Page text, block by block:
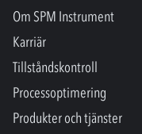
Om SPM Instrument
Karriär
Tillståndskontroll
Processoptimering
Produkter och tjänster